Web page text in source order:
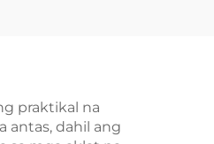
Pag-
iimpake
praktikal na
antas, dahil ang